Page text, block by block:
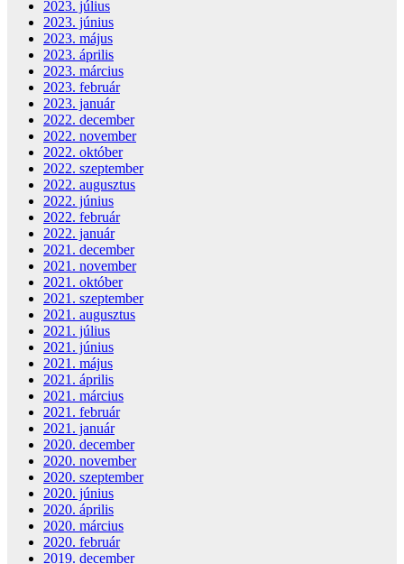
2023. július
2023. június
2023. május
2023. április
2023. március
2023. február
2023. január
2022. december
2022. november
2022. október
2022. szeptember
2022. augusztus
2022. június
2022. február
2022. január
2021. december
2021. november
2021. október
2021. szeptember
2021. augusztus
2021. július
2021. június
2021. május
2021. április
2021. március
2021. február
2021. január
2020. december
2020. november
2020. szeptember
2020. június
2020. április
2020. március
2020. február
2019. december